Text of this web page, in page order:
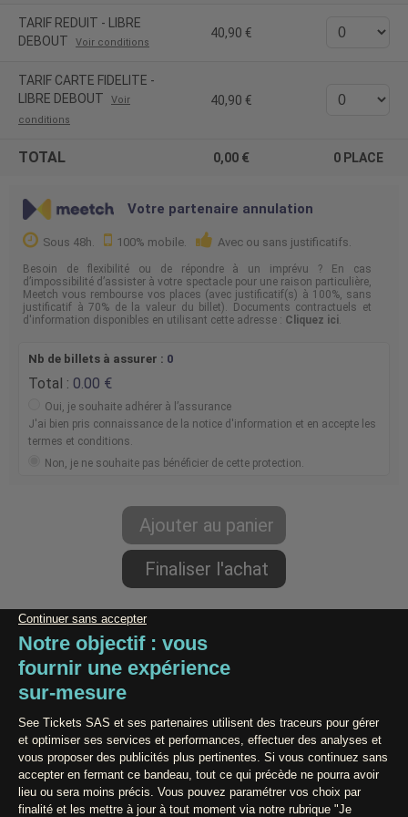
Organisateur : CADHAME - HALLE VERRIERE
Licence Prod : PLATESV-D-2024 L1-001654
TARIF REDUIT - LIBRE
DEBOUT
Voir conditions
40,90
TARIF CARTE FIDELITE -
LIBRE DEBOUT
Voir
conditions
40,90
TOTAL 0,00 0 PLACE
Votre partenaire annulation
Sous 48h. 100% mobile. Avec ou sans justificatifs.
Besoin de flexibilité ou de répondre à un imprévu ? En cas
d’impossibilité d’assister à votre spectacle pour une raison particulière,
Meetch vous rembourse vos places (avec justificatif(s) à 100%, sans
justificatif à 70% de la valeur du billet). Documents contractuels et
d'information disponibles en utilisant cette adresse : Cliquez ici.
Nb de billets à assurer : 0
Total : 0.00
Oui, je souhaite adhérer à l’assurance
J'ai bien pris connaissance de la notice d'information et en accepte les
termes et conditions.
Non, je ne souhaite pas bénéficier de cette protection.
Paiement 100% Sécurisé
Contact / Assistance
Conditions générales de vente